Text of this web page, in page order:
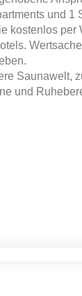
und 1
kostenlos per
Saunawelt,
und